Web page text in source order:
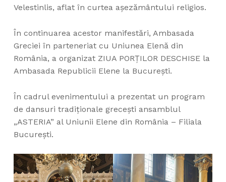
Velestinlis, aflat în curtea aşezământului religios.
În continuarea acestor manifestări, Ambasada
Greciei în parteneriat cu Uniunea Elenă din
România, a organizat ZIUA PORȚILOR DESCHISE la
Ambasada Republicii Elene la București.
În cadrul evenimentului a prezentat un program
de dansuri tradiționale grecești ansamblul
„ASTERIA” al Uniunii Elene din România – Filiala
București.